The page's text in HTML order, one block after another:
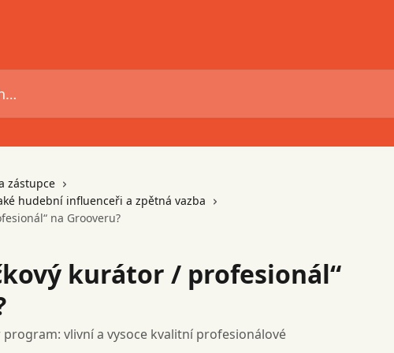
zástupce
hudební influenceři a zpětná vazba
na Grooveru?
kurátor / profesionál“
vlivní a vysoce kvalitní profesionálové